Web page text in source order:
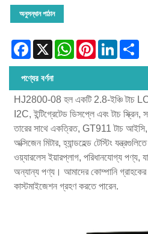
অনুসন্ধান পাঠান
Facebook
X WhatsAppPinterestLinkedIn
পণ্যের বর্ণনা
HJ2800-08 হল একটি 2.8-ইঞ্চি টাচ
I2C, ইন্টিগ্রেটেড ডিসপ্লে এবং টাচ
তারের সাথে একত্রিত, GT911 টাচ আইসি,
অক্সিজেন মিটার, হ্যান্ডহেল্ড টেস্টিং
ওয়্যারলেস ইয়ারপ্লাগ, পরিধানযোগ্য পণ্য,
অন্যান্য পণ্য। আমাদের কোম্পানি
কাস্টমাইজেশন গ্রহণ করতে পারেন.